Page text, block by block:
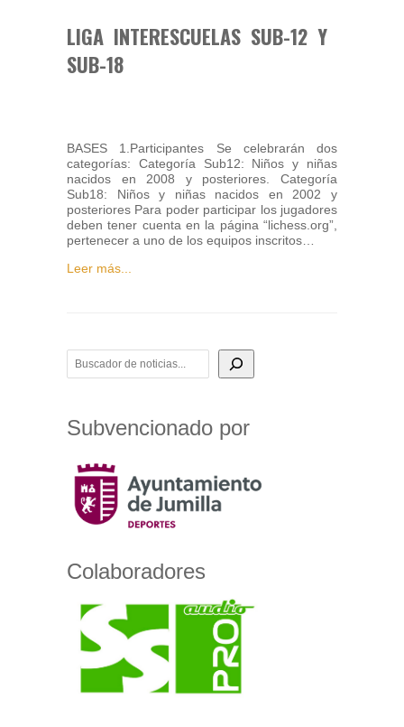
LIGA INTERESCUELAS SUB-12 Y
SUB-18
BASES 1.Participantes Se celebrarán dos
categorías: Categoría Sub12: Niños y niñas
nacidos en 2008 y posteriores. Categoría
Sub18: Niños y niñas nacidos en 2002 y
posteriores Para poder participar los jugadores
deben tener cuenta en la página “lichess.org”,
pertenecer a uno de los equipos inscritos…
Leer más...
BUSCADOR DE NOTICIAS
Subvencionado por
Colaboradores